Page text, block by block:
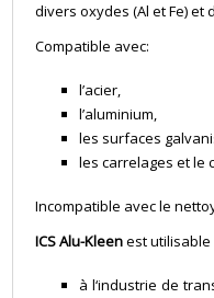
divers oxydes (Al et Fe) et
Compatible avec:
l’acier,
l’aluminium,
les surfaces
les carrelages et le
Incompatible avec le
ICS Alu-Kleenest utilisable
à l‘industrie de